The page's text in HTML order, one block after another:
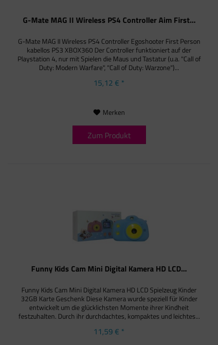
G-Mate MAG II Wireless PS4 Controller Aim First...
G-Mate MAG II Wireless PS4 Controller Egoshooter First Person
kabellos PS3 XBOX360 Der Controller funktioniert auf der
Playstation 4, nur mit Spielen die Maus und Tastatur (u.a. "Call of
Duty: Modern Warfare", "Call of Duty: Warzone")...
15,12 € *
Merken
Zum Produkt
Funny Kids Cam Mini Digital Kamera HD LCD...
Funny Kids Cam Mini Digital Kamera HD LCD Spielzeug Kinder
32GB Karte Geschenk Diese Kamera wurde speziell für Kinder
entwickelt um die glücklichsten Momente ihrer Kindheit
festzuhalten. Durch ihr durchdachtes, kompaktes und leichtes...
11,59 € *